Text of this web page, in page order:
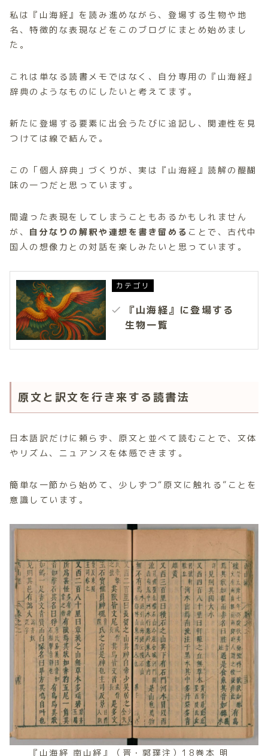
私は『山海経』を読み進めながら、登場する生物や地
名、特徴的な表現などをこのブログにまとめ始めまし
た。
これは単なる読書メモではなく、自分専用の『山海経』
辞典のようなものにしたいと考えてます。
新たに登場する要素に出会うたびに追記し、関連性を見
つけては線で結んで。
この「個人辞典」づくりが、実は『山海経』読解の醍醐
味の一つだと思っています。
間違った表現をしてしまうこともあるかもしれません
が、 自分なりの解釈や連想を書き留める ことで、古代中
国人の想像力との対話を楽しみたいと思っています。
カテゴリ
『山海経』に登場する
生物一覧
原文と訳文を行き来する読書法
日本語訳だけに頼らず、原文と並べて読むことで、文体
やリズム、ニュアンスを体感できます。
簡単な一節から始めて、少しずつ“原文に触れる”ことを
意識しています。
『山海経 南山経』（晋・郭璞注）18巻本 明